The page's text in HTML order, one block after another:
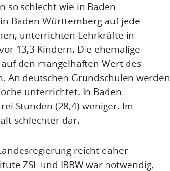
so schlecht wie in Baden-
Baden-Württemberg auf jede
unterrichten Lehrkräfte in
13,3 Kindern. Die ehemalige
den mangelhaften Wert des
An deutschen Grundschulen werden
unterrichtet. In Baden-
Stunden (28,4) weniger. Im
schlechter dar.
reicht daher
ZSL und IBBW war notwendig,